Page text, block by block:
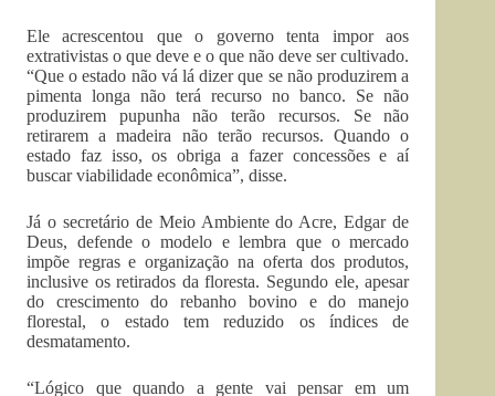
Ele acrescentou que o governo tenta impor aos
extrativistas o que deve e o que não deve ser cultivado.
“Que o estado não vá lá dizer que se não produzirem a
pimenta longa não terá recurso no banco. Se não
produzirem pupunha não terão recursos. Se não
retirarem a madeira não terão recursos. Quando o
estado faz isso, os obriga a fazer concessões e aí
buscar viabilidade econômica”, disse.
Já o secretário de Meio Ambiente do Acre, Edgar de
Deus, defende o modelo e lembra que o mercado
impõe regras e organização na oferta dos produtos,
inclusive os retirados da floresta. Segundo ele, apesar
do crescimento do rebanho bovino e do manejo
florestal, o estado tem reduzido os índices de
desmatamento.
“Lógico que quando a gente vai pensar em um